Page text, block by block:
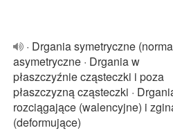
· Drgania symetryczne
asymetryczne · Drgania w
płaszczyźnie cząsteczki i poza
płaszczyzną cząsteczki ·
rozciągające (walencyjne) i
(deformujące)